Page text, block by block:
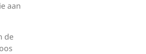
aan
de